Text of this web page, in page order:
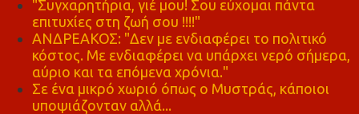
"Συγχαρητήρια, γιέ μου! Σου εύχομαι πάντα
επιτυχίες στη ζωή σου !!!!"
ΑΝΔΡΕΑΚΟΣ: "Δεν με ενδιαφέρει το πολιτικό
κόστος. Με ενδιαφέρει να υπάρχει νερό σήμερα,
αύριο και τα επόμενα χρόνια."
Σε ένα μικρό χωριό όπως ο Μυστράς, κάποιοι
υποψιάζονταν αλλά...